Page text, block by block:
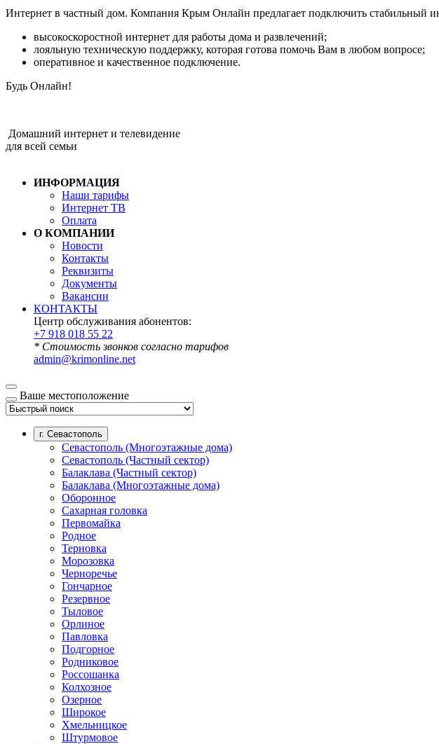
Интернет в частный дом. Компания Крым Онлайн предлагает подключить стабильный
высокоскоростной интернет для работы дома и развлечений;
лояльную техническую поддержку, которая готова помочь Вам в любом вопросе;
оперативное и качественное подключение.
Будь Онлайн!
Домашний интернет и телевидение
для всей семьи
ИНФОРМАЦИЯ
Наши тарифы
Интернет ТВ
Оплата
О КОМПАНИИ
Новости
Контакты
Реквизиты
Документы
Вакансии
КОНТАКТЫ
Центр обслуживания абонентов:
+7 918 018 55 22
* Стоимость звонков согласно тарифов
admin@krimonline.net
Ваше местоположение
г. Севастополь
Севастополь (Многоэтажные дома)
Севастополь (Частный сектор)
Балаклава (Частный сектор)
Балаклава (Многоэтажные дома)
Оборонное
Сахарная головка
Первомайка
Родное
Терновка
Морозовка
Черноречье
Гончарное
Резервное
Тыловое
Орлиное
Павловка
Подгорное
Родниковое
Россошанка
Колхозное
Озерное
Широкое
Хмельницкое
Штурмовое